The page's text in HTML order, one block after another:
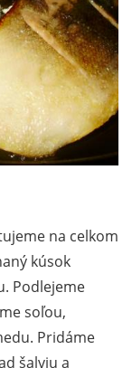
na celkom
kúsok
Podlejeme
soľou,
Pridáme
šalviu a